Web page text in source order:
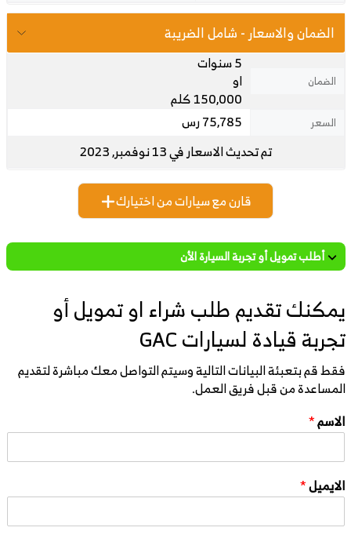
الضمان والاسعار - شامل الضريبة
الضمان
5 سنوات
او
150,000 كلم
السعر
75,785 رس
تم تحديث الاسعار في 13 نوفمبر, 2023
قارن مع سيارات من اختيارك
أطلب تمويل أو تجربة السيارة الأن
يمكنك تقديم طلب شراء او تمويل أو
تجربة قيادة لسيارات GAC
فقط قم بتعبئة البيانات التالية وسيتم التواصل معك مباشرة لتقديم
المساعدة من قبل فريق العمل.
الاسم*
الايميل*